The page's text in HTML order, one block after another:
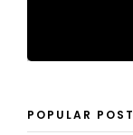
POPULAR